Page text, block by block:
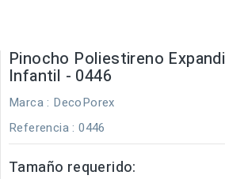
Pinocho Poliestireno
Infantil - 0446
Marca : DecoPorex
Referencia : 0446
Tamaño requerido: